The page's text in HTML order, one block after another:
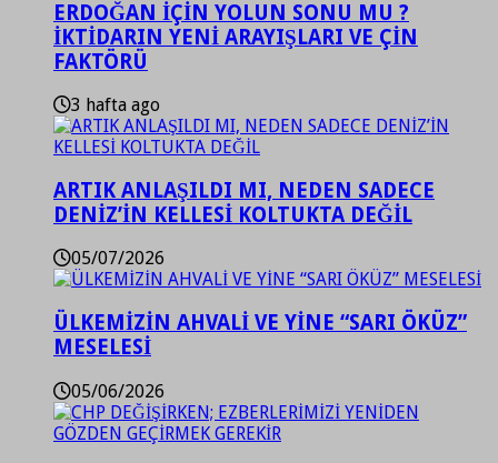
ERDOĞAN İÇİN YOLUN SONU MU ?
İKTİDARIN YENİ ARAYIŞLARI VE ÇİN
FAKTÖRÜ
3 hafta ago
ARTIK ANLAŞILDI MI, NEDEN SADECE
DENİZ’İN KELLESİ KOLTUKTA DEĞİL
05/07/2026
ÜLKEMİZİN AHVALİ VE YİNE “SARI ÖKÜZ”
MESELESİ
05/06/2026